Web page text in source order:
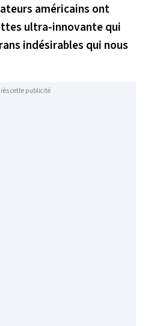
américains ont
ultra-innovante qui
indésirables qui nous
cette publicité